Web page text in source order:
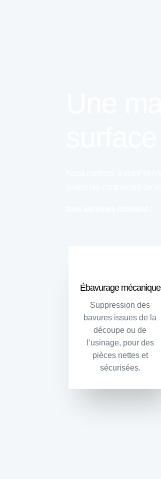
Ébavurage mécanique
Suppression des
bavures issues de la
découpe ou de
l’usinage, pour des
pièces nettes et
sécurisées.